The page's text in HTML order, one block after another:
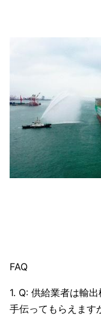
FAQ
1. Q: 供給業者は輸
手伝ってもらえます